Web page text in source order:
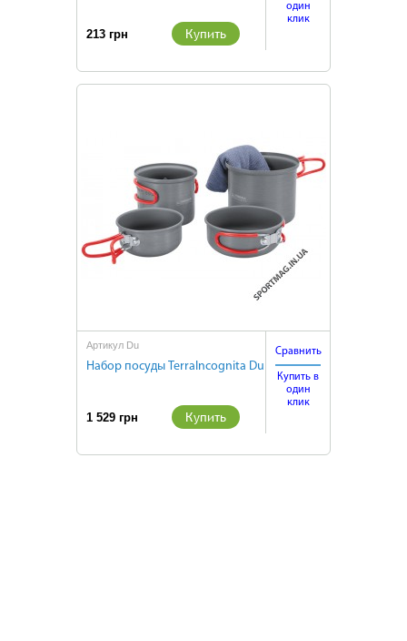
213 грн Купить
один
клик
Артикул Du
Набор посуды TerraIncognita Du
1 529 грн Купить
Сравнить
Купить в
один
клик